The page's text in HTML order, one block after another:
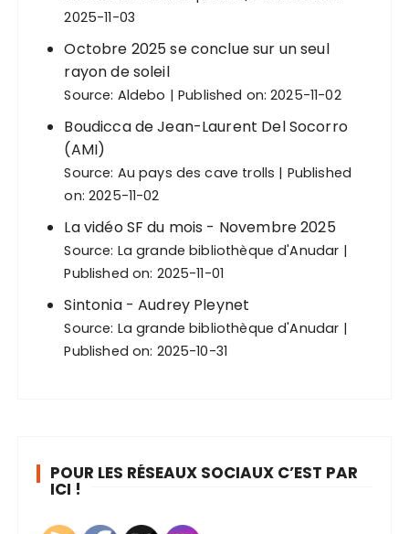
2025-11-03
Octobre 2025 se conclue sur un seul
rayon de soleil
Source: Aldebo Published on: 2025-11-02
Boudicca de Jean-Laurent Del Socorro
(AMI)
Source: Au pays des cave trolls
Published
on: 2025-11-02
La vidéo SF du mois - Novembre 2025
Source: La grande bibliothèque d'Anudar
Published on: 2025-11-01
Sintonia - Audrey Pleynet
Source: La grande bibliothèque d'Anudar
Published on: 2025-10-31
POUR LES RÉSEAUX SOCIAUX C’EST PAR
ICI !